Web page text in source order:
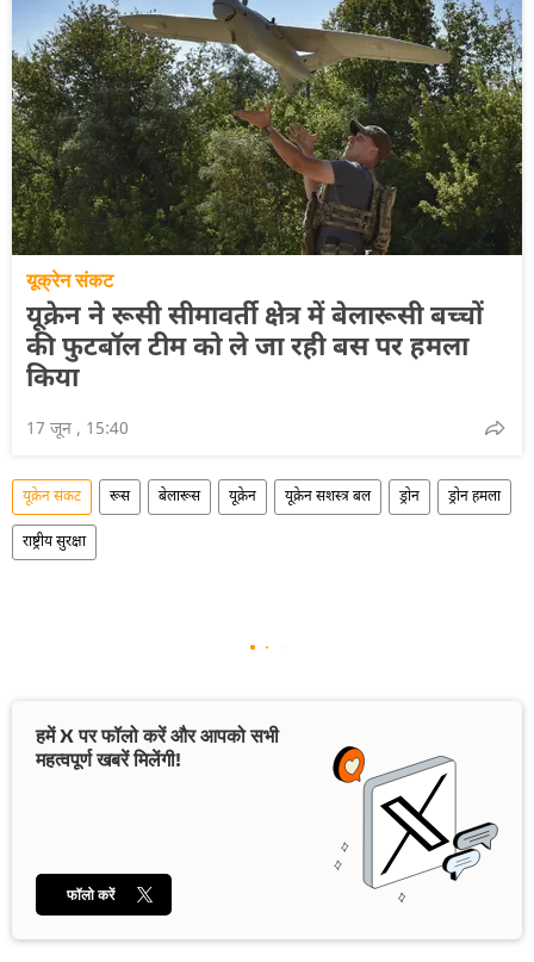
यूक्रेन संकट
यूक्रेन ने रूसी सीमावर्ती क्षेत्र में बेलारूसी बच्चों
की फुटबॉल टीम को ले जा रही बस पर हमला
किया
17 जून , 15:40
यूक्रेन संकट रूस बेलारूस यूक्रेन यूक्रेन सशस्त्र बल ड्रोन ड्रोन हमला
राष्ट्रीय सुरक्षा
हमें X पर फॉलो करें और आपको सभी
महत्वपूर्ण खबरें मिलेंगी!
फॉलो करें